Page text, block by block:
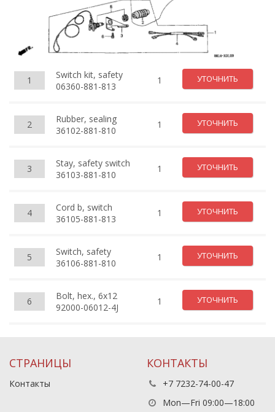
1
Switch kit, safety
06360-881-813
1 УТОЧНИТЬ
2
Rubber, sealing
36102-881-810
1 УТОЧНИТЬ
3
Stay, safety switch
36103-881-810
1 УТОЧНИТЬ
4
Cord b, switch
36105-881-813
1 УТОЧНИТЬ
5
Switch, safety
36106-881-810
1 УТОЧНИТЬ
6
Bolt, hex., 6x12
92000-06012-4J
1 УТОЧНИТЬ
СТРАНИЦЫ
Контакты
КОНТАКТЫ
+7 7232-74-00-47
Mon—Fri 09:00—18:00